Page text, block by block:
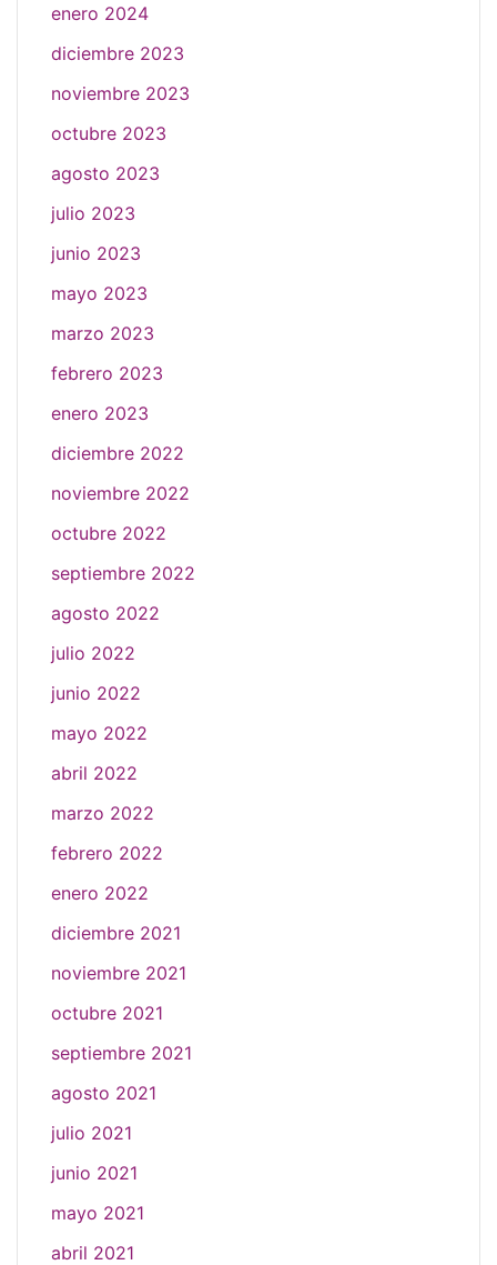
enero 2024
diciembre 2023
noviembre 2023
octubre 2023
agosto 2023
julio 2023
junio 2023
mayo 2023
marzo 2023
febrero 2023
enero 2023
diciembre 2022
noviembre 2022
octubre 2022
septiembre 2022
agosto 2022
julio 2022
junio 2022
mayo 2022
abril 2022
marzo 2022
febrero 2022
enero 2022
diciembre 2021
noviembre 2021
octubre 2021
septiembre 2021
agosto 2021
julio 2021
junio 2021
mayo 2021
abril 2021